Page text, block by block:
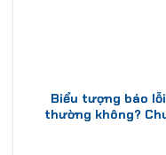
Biểu tượng báo
thường không?